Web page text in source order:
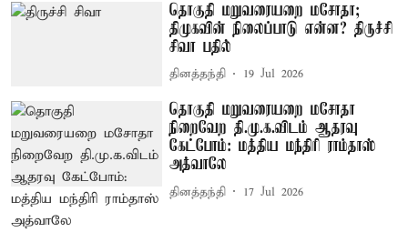
தொகுதி மறுவரையறை மசோதா;
திமுகவின் நிலைப்பாடு என்ன? திருச்சி
சிவா பதில்
தினத்தந்தி 19 Jul 2026
தொகுதி மறுவரையறை மசோதா
நிறைவேற தி.மு.க.விடம் ஆதரவு
கேட்போம்: மத்திய மந்திரி ராம்தாஸ்
அத்வாலே
தினத்தந்தி 17 Jul 2026